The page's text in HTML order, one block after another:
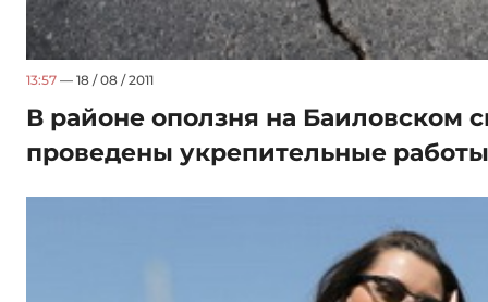
13:57 — 18 / 08 / 2011
В районе оползня на Баиловском
проведены укрепительные работы